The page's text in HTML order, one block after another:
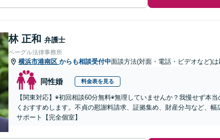
林 正和 弁護士
ベーグル法律事務所
横浜市港南区 からも相談受付中面談方法(対面・電話・ビデオなど)は
同性婚 料金表を見る
【関東対応】◉初回相談60分無料◉無理していませんか？我慢せず本
くおすすめします。不貞の慰謝料請求、証拠集め、財産分与など、
サポート【完全個室】